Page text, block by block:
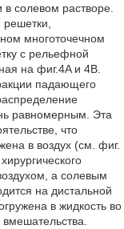
солевом растворе.
многоточечном
с рельефной
на фиг.4A и 4B.
падающего
равномерным. Эта
что
в воздух (см. фиг.
а солевым
на дистальной
в жидкость во